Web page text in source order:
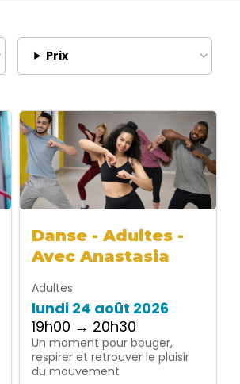
Prix
Danse - Adultes -
Avec Anastasia
Adultes
lundi 24 août 2026
19h00 → 20h30
Un moment pour bouger,
respirer et retrouver le plaisir
du mouvement